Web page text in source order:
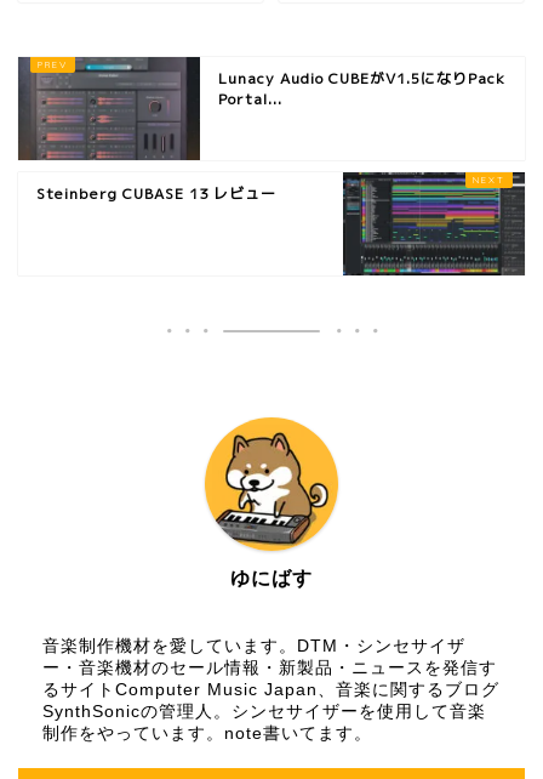
Lunacy Audio CUBEがV1.5になりPack
Portal...
Steinberg CUBASE 13 レビュー
ゆにばす
音楽制作機材を愛しています。DTM・シンセサイザ
ー・音楽機材のセール情報・新製品・ニュースを発信す
るサイトComputer Music Japan、音楽に関するブログ
SynthSonicの管理人。シンセサイザーを使用して音楽
制作をやっています。 note書いてます。